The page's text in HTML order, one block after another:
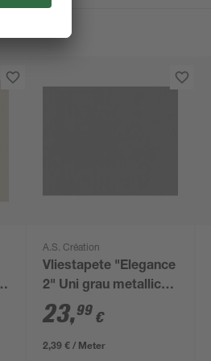
A.S. Création
Vliestapete "Elegance
2" Uni grau metallic
10,05 x 0,53 m
23,99 €
2,39 € / Meter